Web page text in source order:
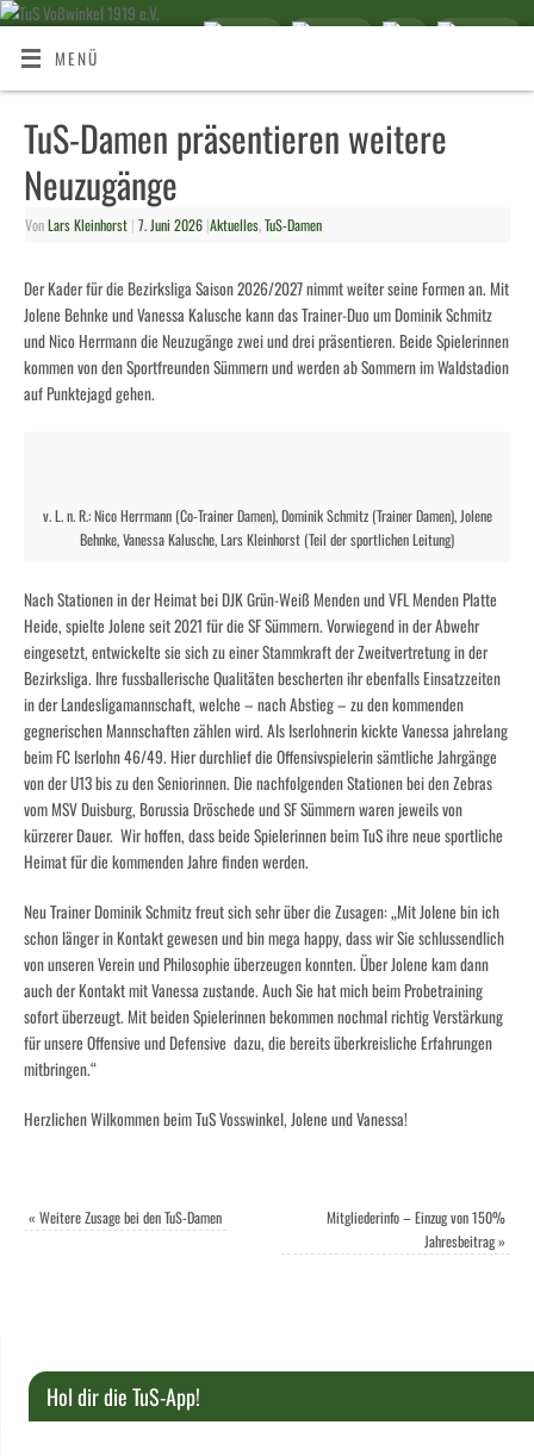
MENÜ
TuS-Damen präsentieren weitere
Neuzugänge
VonLars Kleinhorst | 7. Juni 2026 |Aktuelles,TuS-Damen
Der Kader für die Bezirksliga Saison 2026/2027 nimmt weiter seine Formen an. Mit
Jolene Behnke und Vanessa Kalusche kann das Trainer-Duo um Dominik Schmitz
und Nico Herrmann die Neuzugänge zwei und drei präsentieren. Beide Spielerinnen
kommen von den Sportfreunden Sümmern und werden ab Sommern im Waldstadion
auf Punktejagd gehen.
v. L. n. R.: Nico Herrmann (Co-Trainer Damen), Dominik Schmitz (Trainer Damen), Jolene
Behnke, Vanessa Kalusche, Lars Kleinhorst (Teil der sportlichen Leitung)
Nach Stationen in der Heimat bei DJK Grün-Weiß Menden und VFL Menden Platte
Heide, spielte Jolene seit 2021 für die SF Sümmern. Vorwiegend in der Abwehr
eingesetzt, entwickelte sie sich zu einer Stammkraft der Zweitvertretung in der
Bezirksliga. Ihre fussballerische Qualitäten bescherten ihr ebenfalls Einsatzzeiten
in der Landesligamannschaft, welche – nach Abstieg – zu den kommenden
gegnerischen Mannschaften zählen wird. Als Iserlohnerin kickte Vanessa jahrelang
beim FC Iserlohn 46/49. Hier durchlief die Offensivspielerin sämtliche Jahrgänge
von der U13 bis zu den Seniorinnen. Die nachfolgenden Stationen bei den Zebras
vom MSV Duisburg, Borussia Dröschede und SF Sümmern waren jeweils von
kürzerer Dauer. Wir hoffen, dass beide Spielerinnen beim TuS ihre neue sportliche
Heimat für die kommenden Jahre finden werden.
Neu Trainer Dominik Schmitz freut sich sehr über die Zusagen: „Mit Jolene bin ich
schon länger in Kontakt gewesen und bin mega happy, dass wir Sie schlussendlich
von unseren Verein und Philosophie überzeugen konnten. Über Jolene kam dann
auch der Kontakt mit Vanessa zustande. Auch Sie hat mich beim Probetraining
sofort überzeugt. Mit beiden Spielerinnen bekommen nochmal richtig Verstärkung
für unsere Offensive und Defensive dazu, die bereits überkreisliche Erfahrungen
mitbringen.“
Herzlichen Wilkommen beim TuS Vosswinkel, Jolene und Vanessa!
« Weitere Zusage bei den TuS-Damen
Mitgliederinfo – Einzug von 150%
Jahresbeitrag»
Hol dir die TuS-App!